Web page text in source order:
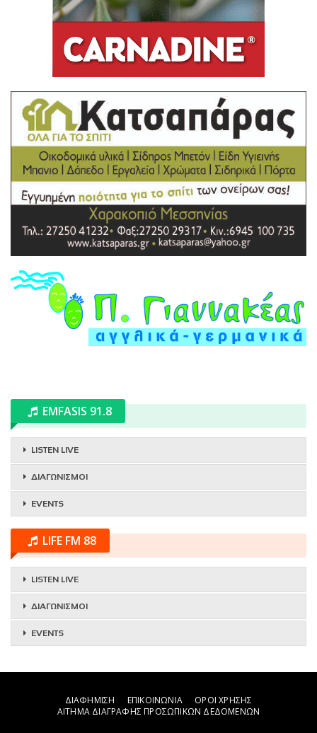
EMFASIS 91.8
LISTEN LIVE
ΔΙΑΓΩΝΙΣΜΟΙ
EVENTS
LIFE FM 88
LISTEN LIVE
ΔΙΑΓΩΝΙΣΜΟΙ
EVENTS
ΔΙΑΦΗΜΙΣΗ ΕΠΙΚΟΙΝΩΝΙΑ
ΟΡΟΙ ΧΡΗΣΗΣ
ΑΙΤΗΜΑ ΔΙΑΓΡΑΦΗΣ ΠΡΟΣΩΠΙΚΩΝ ΔΕΔΟΜΕΝΩΝ